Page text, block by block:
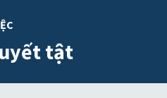
tật